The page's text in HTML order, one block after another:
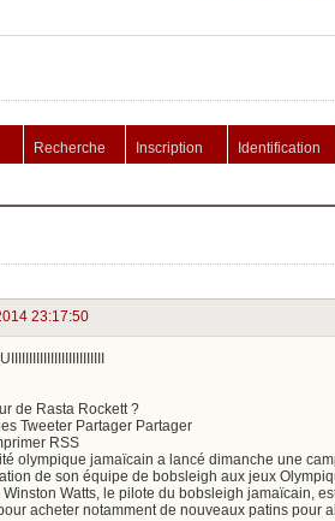
Recherche Inscription Identification
23:17:50
de Rasta Rockett ?
Tweeter Partager Partager
RSS
olympique jamaïcain a lancé dimanche une
de son équipe de bobsleigh aux jeux
Winston Watts, le pilote du bobsleigh jamaïcain,
acheter notamment de nouveaux patins pour